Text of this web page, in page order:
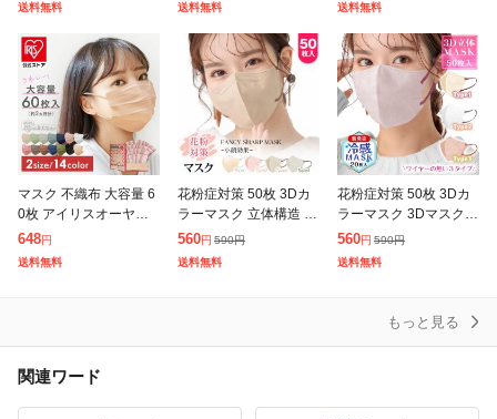
サイズ 小
送料無料
サイズ 小
送料無料
ビュ
送料無料
マスク 不織布 大容量 6
0枚 アイリスオーヤマ
アイリスヘルスケア 小
さめ ふつう 大きめ 不
648円
送料無料
花粉症対策 50枚 3Dカ
ラーマスク 立体構造 3
層構造 不織布マスク 小
顔 カラーマスク 血色カ
560円 590円
送料無料
花粉症対策 50枚 3Dカ
ラーマスク 3Dマスク
立体構造 3層構造 冷感
タイプ 20枚 不織布マス
560円 590円
送料無料
もっと見る
関連ワード